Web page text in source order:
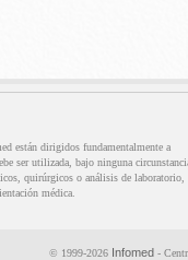
están dirigidos fundamentalmente a
ser utilizada, bajo ninguna
quirúrgicos o análisis de laboratorio,
médica.
© 1999-2026 Infomed -